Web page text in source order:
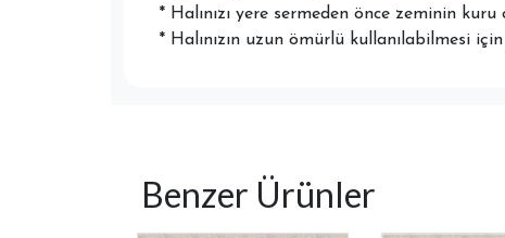
* Halınızı yere sermeden önce zeminin
* Halınızın uzun ömürlü kullanılabilmesi
Benzer Ürünler